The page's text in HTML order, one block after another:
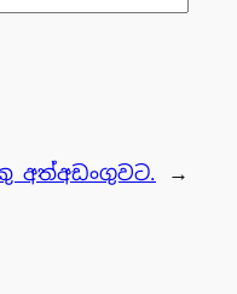
අත්අඩංගුවට. →